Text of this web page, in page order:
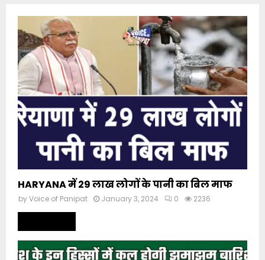
HARYANA में 29 लाख लोगों के पानी का बिल माफ
byVoice of Panipat January 3, 2024 0 2236